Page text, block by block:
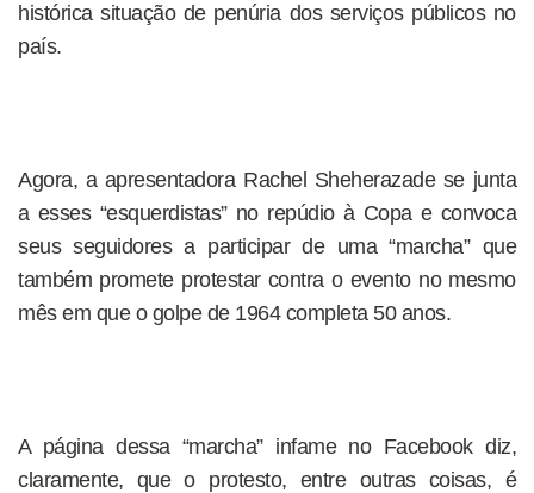
histórica situação de penúria dos serviços públicos no
país.
Agora, a apresentadora Rachel Sheherazade se junta
a esses “esquerdistas” no repúdio à Copa e convoca
seus seguidores a participar de uma “marcha” que
também promete protestar contra o evento no mesmo
mês em que o golpe de 1964 completa 50 anos.
A página dessa “marcha” infame no Facebook diz,
claramente, que o protesto, entre outras coisas, é